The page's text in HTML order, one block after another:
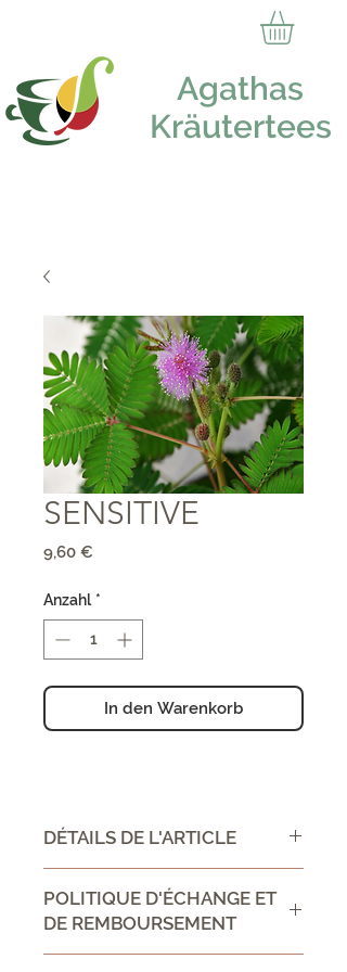
Agathas
Kräutertees
SENSITIVE
9,60 €
Anzahl *
In den Warenkorb
DÉTAILS DE L'ARTICLE
DIRECTIONS FOR USE :
Ingrédient:
POLITIQUE D'ÉCHANGE ET
DE REMBOURSEMENT